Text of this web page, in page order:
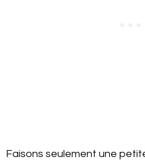
Faisons seulement une